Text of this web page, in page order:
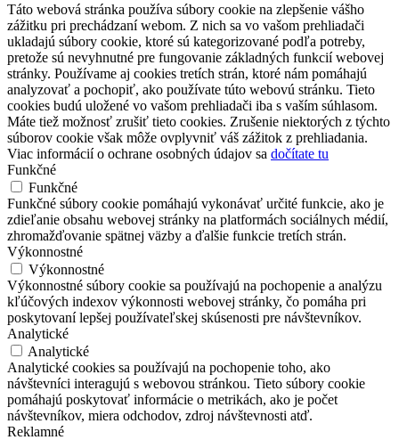
Táto webová stránka používa súbory cookie na zlepšenie vášho
zážitku pri prechádzaní webom. Z nich sa vo vašom prehliadači
ukladajú súbory cookie, ktoré sú kategorizované podľa potreby,
pretože sú nevyhnutné pre fungovanie základných funkcií webovej
stránky. Používame aj cookies tretích strán, ktoré nám pomáhajú
analyzovať a pochopiť, ako používate túto webovú stránku. Tieto
cookies budú uložené vo vašom prehliadači iba s vaším súhlasom.
Máte tiež možnosť zrušiť tieto cookies. Zrušenie niektorých z týchto
súborov cookie však môže ovplyvniť váš zážitok z prehliadania.
Viac informácií o ochrane osobných údajov sa dočítate tu
Funkčné
Funkčné
Funkčné súbory cookie pomáhajú vykonávať určité funkcie, ako je
zdieľanie obsahu webovej stránky na platformách sociálnych médií,
zhromažďovanie spätnej väzby a ďalšie funkcie tretích strán.
Výkonnostné
Výkonnostné
Výkonnostné súbory cookie sa používajú na pochopenie a analýzu
kľúčových indexov výkonnosti webovej stránky, čo pomáha pri
poskytovaní lepšej používateľskej skúsenosti pre návštevníkov.
Analytické
Analytické
Analytické cookies sa používajú na pochopenie toho, ako
návštevníci interagujú s webovou stránkou. Tieto súbory cookie
pomáhajú poskytovať informácie o metrikách, ako je počet
návštevníkov, miera odchodov, zdroj návštevnosti atď.
Reklamné